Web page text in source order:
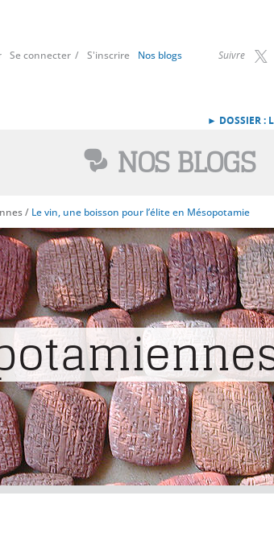
Suivre
Se connecter S'inscrire Nos blogs
► DOSSIER :
NOS BLOGS
/ Le vin, une boisson pour l’élite en Mésopotamie